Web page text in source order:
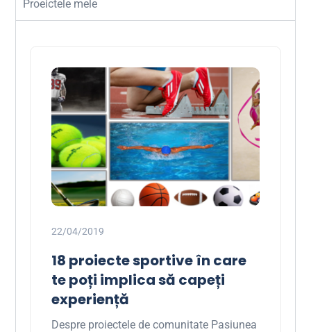
Proeictele mele
22/04/2019
18 proiecte sportive în care
te poți implica să capeți
experiență
Despre proiectele de comunitate Pasiunea